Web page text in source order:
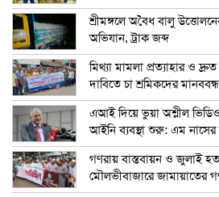
শ্রীমঙ্গলে অবৈধ বালু
অভিযান, ট্রাক জব্দ
মিথ্যা মামলা প্রত্যাহার ও
দাবিতে চা শ্রমিকদের
এআই দিয়ে ভুয়া অশ্লীল ভিডিও
আইনি ব্যবস্থা শুরু: এম নাসের
গণরায় বাস্তবায়ন ও জুলাই
মৌলভীবাজারে জামায়াতের